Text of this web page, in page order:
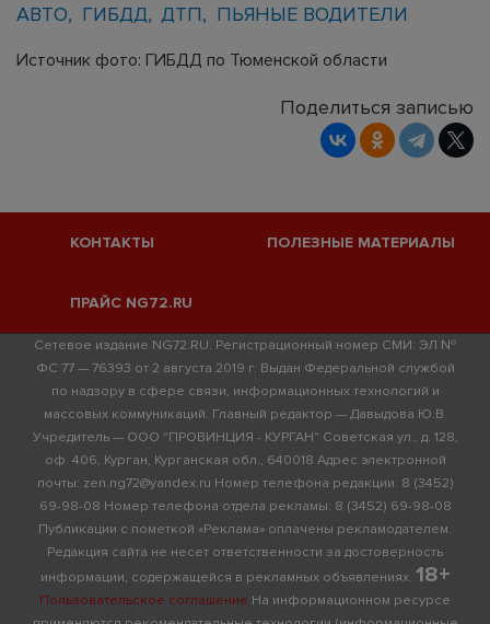
АВТО
ГИБДД ДТП ПЬЯНЫЕ ВОДИТЕЛИ
Источник фото: ГИБДД по Тюменской области
Поделиться записью
КОНТАКТЫ ПОЛЕЗНЫЕ МАТЕРИАЛЫ
ПРАЙС NG72.RU
Сетевое издание NG72.RU. Регистрационный номер СМИ: ЭЛ №
ФС 77 — 76393 от 2 августа 2019 г. Выдан Федеральной службой
по надзору в сфере связи, информационных технологий и
массовых коммуникаций. Главный редактор — Давыдова Ю.В.
Учредитель — ООО "ПРОВИНЦИЯ - КУРГАН" Советская ул., д. 128,
оф. 406, Курган, Курганская обл., 640018 Адрес электронной
почты: zen.ng72@yandex.ru Номер телефона редакции: 8 (3452)
69-98-08 Номер телефона отдела рекламы: 8 (3452) 69-98-08
Публикации с пометкой «Реклама» оплачены рекламодателем.
Редакция сайта не несет ответственности за достоверность
информации, содержащейся в рекламных объявлениях. 18+
Пользовательское соглашение На информационном ресурсе